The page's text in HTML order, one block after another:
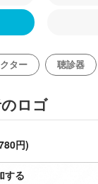
ター 聴診器
のロゴ
円)
する